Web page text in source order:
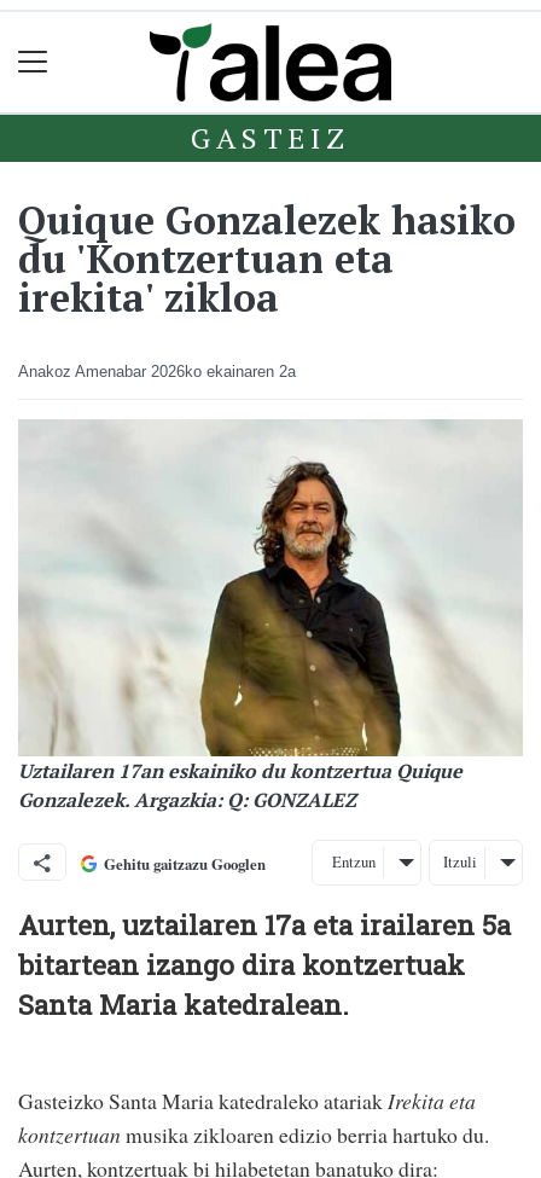
GASTEIZ
Quique Gonzalezek hasiko
du 'Kontzertuan eta
irekita' zikloa
Anakoz Amenabar 2026ko ekainaren 2a
Uztailaren 17an eskainiko du kontzertua Quique
Gonzalezek. Argazkia: Q: GONZALEZ
Gehitu gaitzazu Googlen Entzun Itzuli
Aurten, uztailaren 17a eta irailaren 5a
bitartean izango dira kontzertuak
Santa Maria katedralean.
Gasteizko Santa Maria katedraleko atariakIrekita eta
kontzertuan musika zikloaren edizio berria hartuko du.
Aurten, kontzertuak bi hilabetetan banatuko dira: